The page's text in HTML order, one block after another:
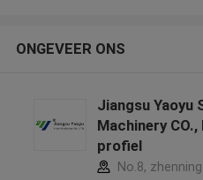
ONGEVEER ONS
Jiangsu Yaoyu
Machinery
profiel
No.8,